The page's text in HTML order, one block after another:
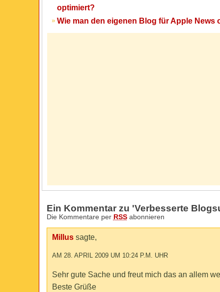
optimiert?
Wie man den eigenen Blog für Apple News
Ein Kommentar zu 'Verbesserte
Die Kommentare per RSSabonnieren
Millussagte,
AM 28. APRIL 2009 UM 10:24 P.M. UHR
Sehr gute Sache und freut mich das an allem
Beste Grüße